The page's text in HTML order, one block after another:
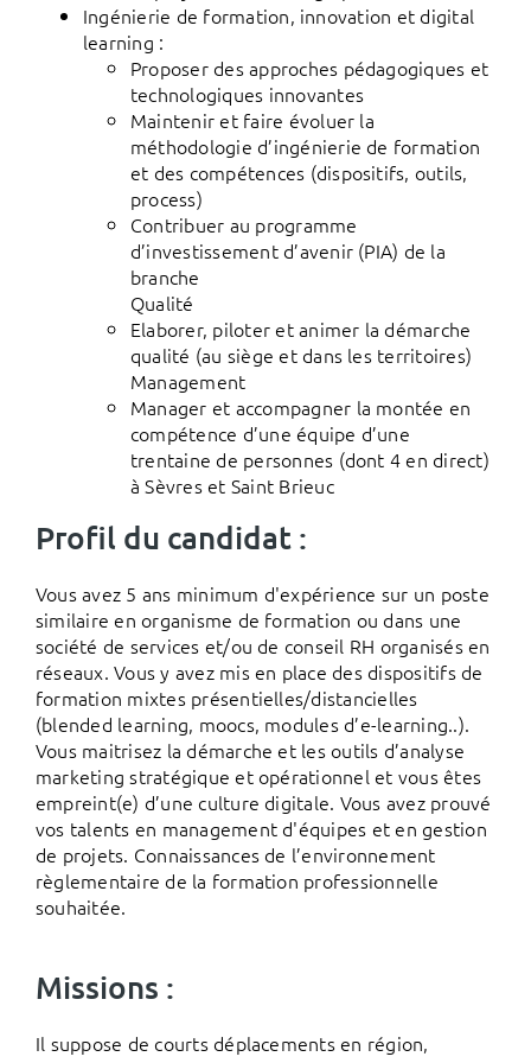
Ingénierie de formation, innovation et digital
learning :
Proposer des approches pédagogiques et
technologiques innovantes
Maintenir et faire évoluer la
méthodologie d’ingénierie de formation
et des compétences (dispositifs, outils,
process)
Contribuer au programme
d’investissement d’avenir (PIA) de la
branche
Qualité
Elaborer, piloter et animer la démarche
qualité (au siège et dans les territoires)
Management
Manager et accompagner la montée en
compétence d’une équipe d’une
trentaine de personnes (dont 4 en direct)
à Sèvres et Saint Brieuc
Profil du candidat :
Vous avez 5 ans minimum d'expérience sur un poste
similaire en organisme de formation ou dans une
société de services et/ou de conseil RH organisés en
réseaux. Vous y avez mis en place des dispositifs de
formation mixtes présentielles/distancielles
(blended learning, moocs, modules d’e-learning..).
Vous maitrisez la démarche et les outils d’analyse
marketing stratégique et opérationnel et vous êtes
empreint(e) d’une culture digitale. Vous avez prouvé
vos talents en management d'équipes et en gestion
de projets. Connaissances de l’environnement
règlementaire de la formation professionnelle
souhaitée.
Missions :
Il suppose de courts déplacements en région,